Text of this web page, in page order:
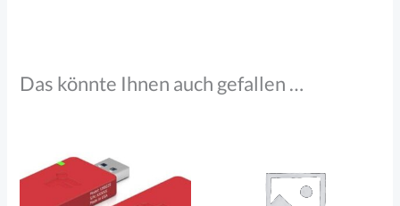
Das könnte Ihnen auch gefallen …